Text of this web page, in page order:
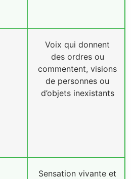
Voix qui donnent
des ordres ou
commentent, visions
de personnes ou
d’objets inexistants
Sensation vivante et